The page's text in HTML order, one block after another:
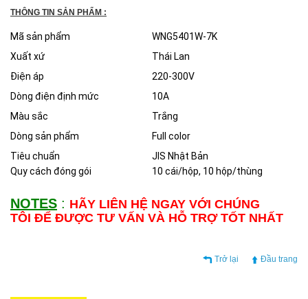
THÔNG TIN SẢN PHẨM :
Mã sản phẩm
WNG5401W-7K
Xuất xứ
Thái Lan
Điện áp
220-300V
Dòng điện định mức
10A
Màu sắc
Trắng
Dòng sản phẩm
Full color
Tiêu chuẩn
JIS Nhật Bản
Quy cách đóng gói
10 cái/hộp, 10 hộp/thùng
NOTES : HÃY LIÊN HỆ NGAY VỚI CHÚNG
TÔI ĐỂ ĐƯỢC TƯ VẤN VÀ HỖ TRỢ TỐT NHẤT
Trở lại Đầu trang